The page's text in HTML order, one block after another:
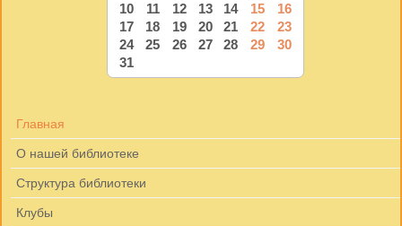
10
11 12 13 14 15
16
17
18 19 20 21 22
23
24
25 26 27 28 29
30
31
Главная
О нашей библиотеке
Структура библиотеки
Клубы